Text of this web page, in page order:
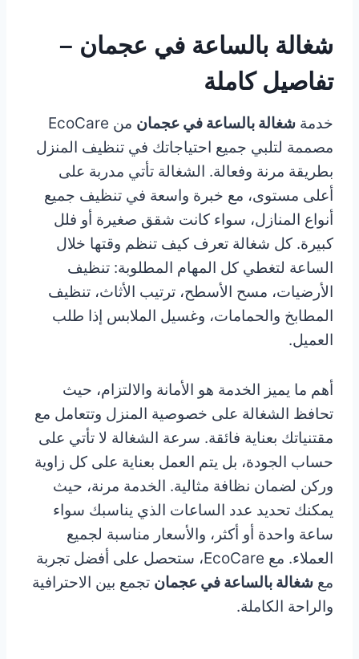
شغالة بالساعة في عجمان –
تفاصيل كاملة
خدمة شغالة بالساعة في عجمان
من EcoCare
مصممة لتلبي جميع احتياجاتك في تنظيف المنزل
بطريقة مرنة وفعالة. الشغالة تأتي مدربة على
أعلى مستوى، مع خبرة واسعة في تنظيف جميع
أنواع المنازل، سواء كانت شقق صغيرة أو فلل
كبيرة. كل شغالة تعرف كيف تنظم وقتها خلال
الساعة لتغطي كل المهام المطلوبة: تنظيف
الأرضيات، مسح الأسطح، ترتيب الأثاث، تنظيف
المطابخ والحمامات، وغسيل الملابس إذا طلب
العميل.
أهم ما يميز الخدمة هو الأمانة والالتزام، حيث
تحافظ الشغالة على خصوصية المنزل وتتعامل مع
مقتنياتك بعناية فائقة. سرعة الشغالة لا تأتي على
حساب الجودة، بل يتم العمل بعناية على كل زاوية
وركن لضمان نظافة مثالية. الخدمة مرنة، حيث
يمكنك تحديد عدد الساعات الذي يناسبك سواء
ساعة واحدة أو أكثر، والأسعار مناسبة لجميع
العملاء. مع EcoCare، ستحصل على أفضل تجربة
مع شغالة بالساعة في عجمان تجمع بين الاحترافية
والراحة الكاملة.